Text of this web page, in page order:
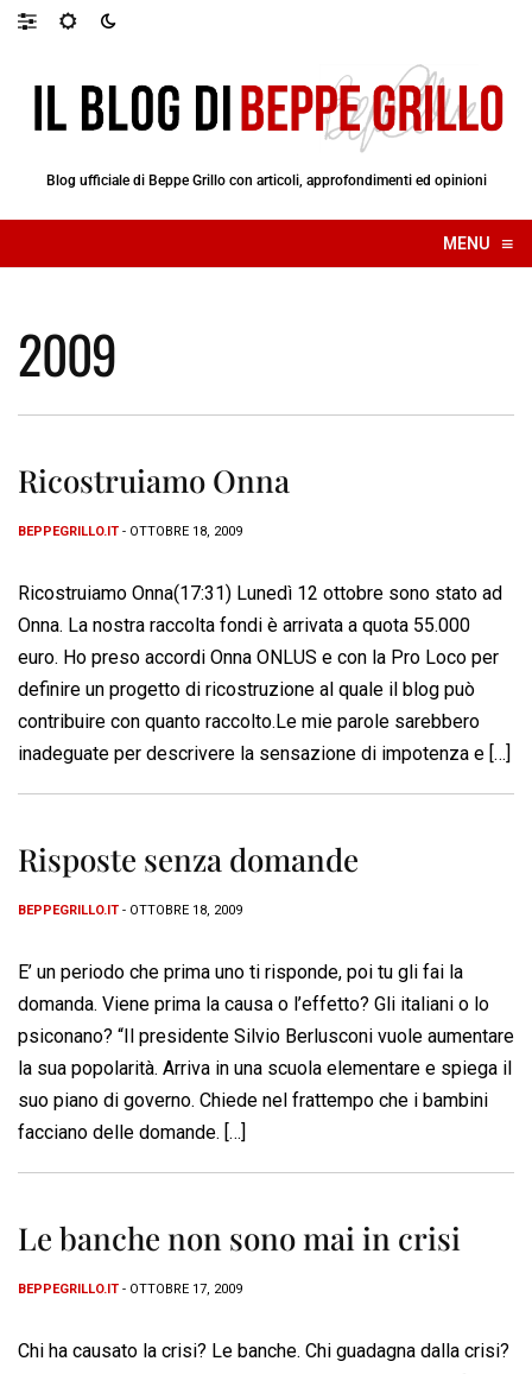
Blog ufficiale di Beppe Grillo con articoli, approfondimenti ed opinioni
MENU ≡
☰
2009
Ricostruiamo Onna
BEPPEGRILLO.IT - OTTOBRE 18, 2009
Ricostruiamo Onna(17:31) Lunedì 12 ottobre sono stato ad
Onna. La nostra raccolta fondi è arrivata a quota 55.000
euro. Ho preso accordi Onna ONLUS e con la Pro Loco per
definire un progetto di ricostruzione al quale il blog può
contribuire con quanto raccolto.Le mie parole sarebbero
inadeguate per descrivere la sensazione di impotenza e […]
Risposte senza domande
BEPPEGRILLO.IT - OTTOBRE 18, 2009
E’ un periodo che prima uno ti risponde, poi tu gli fai la
domanda. Viene prima la causa o l’effetto? Gli italiani o lo
psiconano? “Il presidente Silvio Berlusconi vuole aumentare
la sua popolarità. Arriva in una scuola elementare e spiega il
suo piano di governo. Chiede nel frattempo che i bambini
facciano delle domande. […]
Le banche non sono mai in crisi
BEPPEGRILLO.IT - OTTOBRE 17, 2009
Chi ha causato la crisi? Le banche. Chi guadagna dalla crisi?